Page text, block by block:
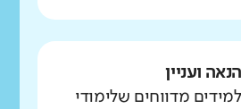
ועניין
מדווחים שלימודי